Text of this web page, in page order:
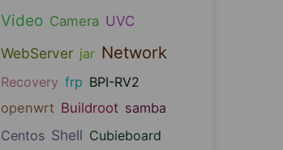
Video Camera UVC
WebServer jar Network
Recovery frp BPI-RV2
openwrt Buildroot samba
Centos Shell Cubieboard